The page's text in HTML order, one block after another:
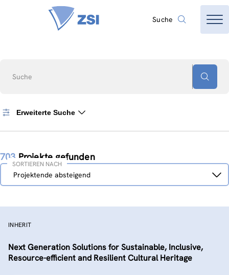
Suche
Suche
Erweiterte Suche
703 Projekte gefunden
Sortieren
nachProjektende absteigend
SORTIEREN NACH
INHERIT
Next Generation Solutions for Sustainable, Inclusive,
Resource-efficient and Resilient Cultural Heritage